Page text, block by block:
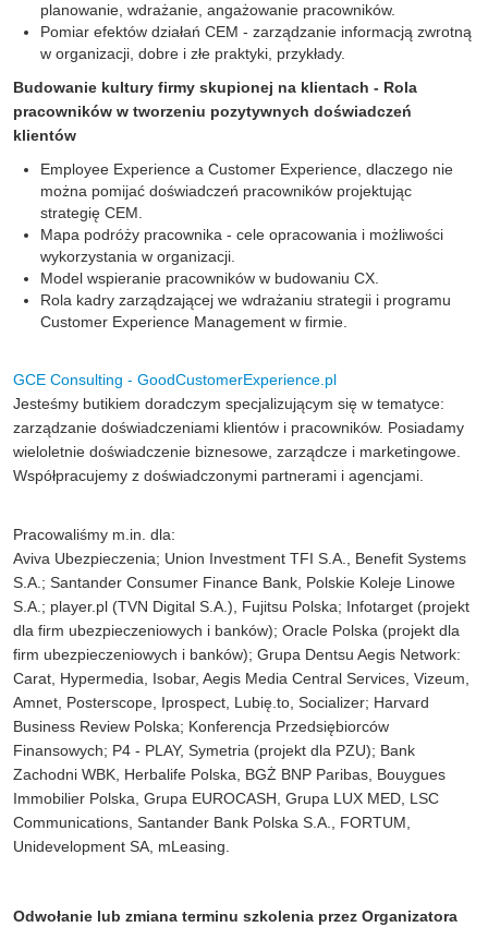
planowanie, wdrażanie, angażowanie pracowników.
Pomiar efektów działań CEM - zarządzanie informacją zwrotną
w organizacji, dobre i złe praktyki, przykłady.
Budowanie kultury firmy skupionej na klientach - Rola
pracowników w tworzeniu pozytywnych doświadczeń
klientów
Employee Experience a Customer Experience, dlaczego nie
można pomijać doświadczeń pracowników projektując
strategię CEM.
Mapa podróży pracownika - cele opracowania i możliwości
wykorzystania w organizacji.
Model wspieranie pracowników w budowaniu CX.
Rola kadry zarządzającej we wdrażaniu strategii i programu
Customer Experience Management w firmie.
GCE Consulting - GoodCustomerExperience.pl
Jesteśmy butikiem doradczym specjalizującym się w tematyce:
zarządzanie doświadczeniami klientów i pracowników. Posiadamy
wieloletnie doświadczenie biznesowe, zarządcze i marketingowe.
Współpracujemy z doświadczonymi partnerami i agencjami.
Pracowaliśmy m.in. dla:
Aviva Ubezpieczenia; Union Investment TFI S.A., Benefit Systems
S.A.; Santander Consumer Finance Bank, Polskie Koleje Linowe
S.A.; player.pl (TVN Digital S.A.), Fujitsu Polska; Infotarget (projekt
dla firm ubezpieczeniowych i banków); Oracle Polska (projekt dla
firm ubezpieczeniowych i banków); Grupa Dentsu Aegis Network:
Carat, Hypermedia, Isobar, Aegis Media Central Services, Vizeum,
Amnet, Posterscope, Iprospect, Lubię.to, Socializer; Harvard
Business Review Polska; Konferencja Przedsiębiorców
Finansowych; P4 - PLAY, Symetria (projekt dla PZU); Bank
Zachodni WBK, Herbalife Polska, BGŻ BNP Paribas, Bouygues
Immobilier Polska, Grupa EUROCASH, Grupa LUX MED, LSC
Communications, Santander Bank Polska S.A., FORTUM,
Unidevelopment SA, mLeasing.
Odwołanie lub zmiana terminu szkolenia przez Organizatora